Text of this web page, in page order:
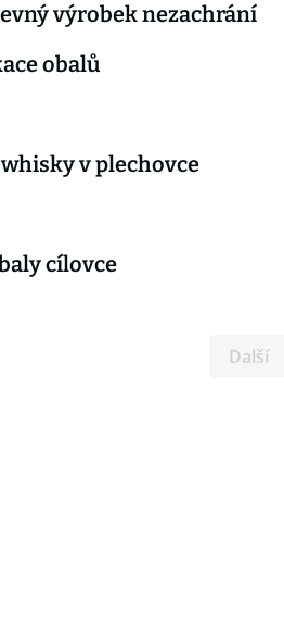
výrobek nezachrání
obalů
v plechovce
cílovce
Další